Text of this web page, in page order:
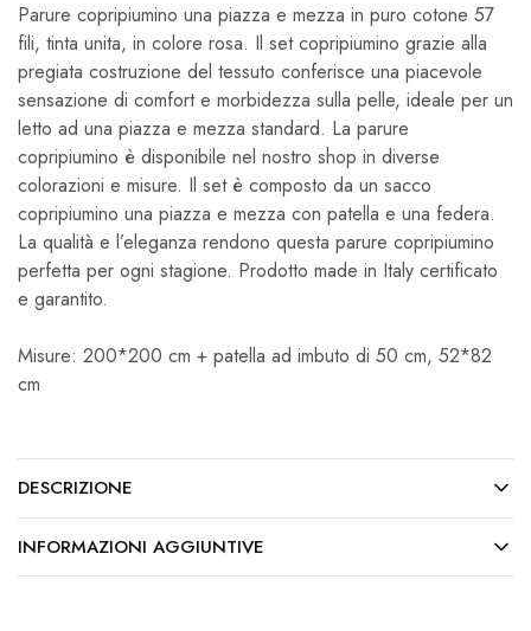
Parure copripiumino una piazza e mezza in puro cotone 57
fili, tinta unita, in colore rosa. Il set copripiumino grazie alla
pregiata costruzione del tessuto conferisce una piacevole
sensazione di comfort e morbidezza sulla pelle, ideale per un
letto ad una piazza e mezza standard. La parure
copripiumino è disponibile nel nostro shop in diverse
colorazioni e misure. Il set è composto da un sacco
copripiumino una piazza e mezza con patella e una federa.
La qualità e l’eleganza rendono questa parure copripiumino
perfetta per ogni stagione. Prodotto made in Italy certificato
e garantito.
Misure: 200*200 cm + patella ad imbuto di 50 cm, 52*82
cm
DESCRIZIONE
INFORMAZIONI AGGIUNTIVE